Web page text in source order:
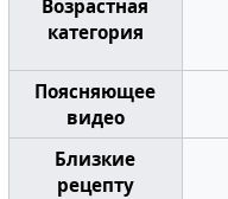
Возрастная
категория
Поясняющее
видео
Близкие
рецепту